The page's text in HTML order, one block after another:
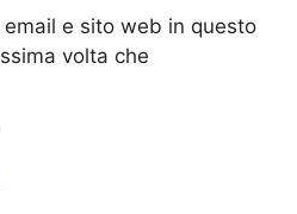
e sito web in questo
volta che